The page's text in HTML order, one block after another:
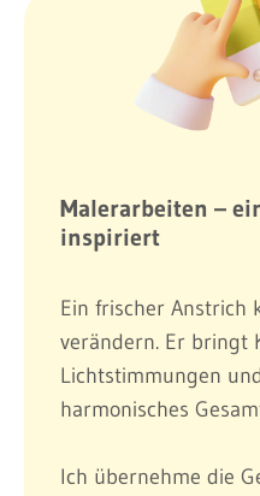
Malerarbeiten –
inspiriert
Ein frischer Anstrich
verändern. Er bringt
Lichtstimmungen
harmonisches
Ich übernehme die